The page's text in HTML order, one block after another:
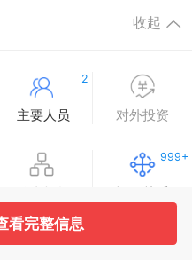
收起
2
主要人员 对外投资
999+
看完整信息